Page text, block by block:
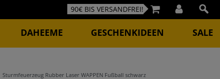
90€ BIS VERSANDFREI!
DAHEEME GESCHENKIDEEN SALE
Sturmfeuerzeug Rubber Laser WAPPEN Fußball schwarz